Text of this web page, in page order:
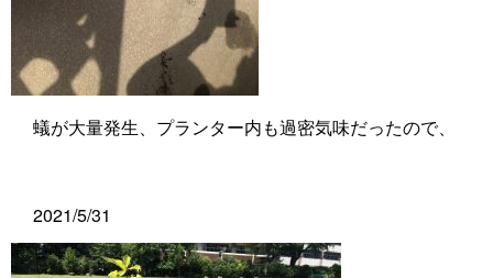
蟻が大量発生、プランター内も過密気味だったので、
2021/5/31